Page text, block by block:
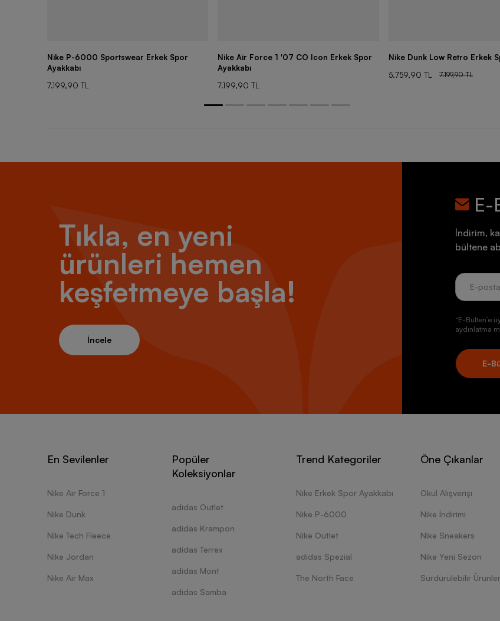
Nike P-6000 Sportswear Erkek Spor
Ayakkabı
7.199,90 TL
Nike Air Force 1 '07 CO Icon Erkek Spor
Ayakkabı
7.199,90 TL
Nike Dunk Low Retro Erkek
5.759,90 TL
7.199,90 TL
Tıkla, en yeni
ürünleri hemen
keşfetmeye başla!
İncele
E-
İndirim,
bültene
“E-Bülten’e
aydınlatma
E-
En Sevilenler
Nike Air Force 1
Nike Dunk
Nike Tech Fleece
Nike Jordan
Nike Air Max
Popüler
Koleksiyonlar
adidas Outlet
adidas Krampon
adidas Terrex
adidas Mont
adidas Samba
Trend Kategoriler
Nike Erkek Spor Ayakkabı
Nike P-6000
Nike Outlet
adidas Spezial
The North Face
Öne Çıkanlar
Okul Alışverişi
Nike İndirimi
Nike Sneakers
Nike Yeni Sezon
Sürdürülebilir Ürünler